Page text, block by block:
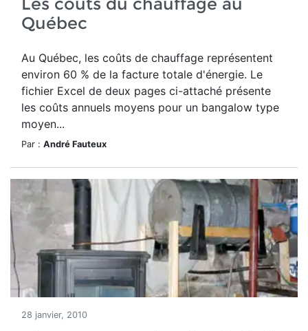
Québec
Au Québec, les coûts de chauffage représentent
environ 60 % de la facture totale d'énergie. Le
fichier Excel de deux pages ci-attaché présente
les coûts annuels moyens pour un bangalow type
moyen...
Par : André Fauteux
28 janvier, 2010